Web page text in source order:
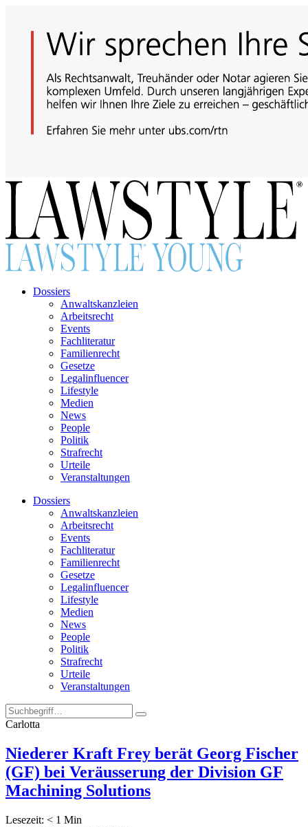
Dossiers
Anwaltskanzleien
Arbeitsrecht
Events
Fachliteratur
Familienrecht
Gesetze
Legalinfluencer
Lifestyle
Medien
News
People
Politik
Strafrecht
Urteile
Veranstaltungen
Dossiers
Anwaltskanzleien
Arbeitsrecht
Events
Fachliteratur
Familienrecht
Gesetze
Legalinfluencer
Lifestyle
Medien
News
People
Politik
Strafrecht
Urteile
Veranstaltungen
Carlotta
Niederer Kraft Frey berät Georg Fischer
(GF) bei Veräusserung der Division GF
Machining Solutions
Lesezeit: < 1 Min